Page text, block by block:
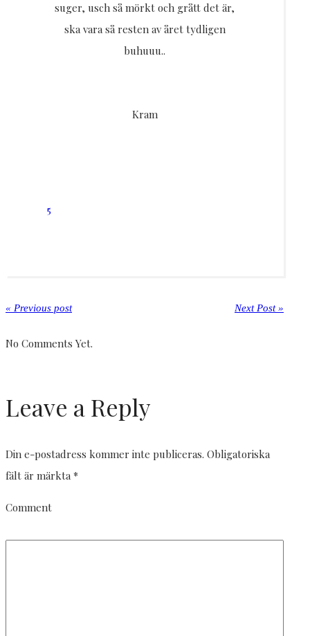
suger, usch så mörkt och grått det är,
ska vara så resten av året tydligen
buhuuu..
Kram
5
« Previous post Next Post »
No Comments Yet.
Leave a Reply
Din e-postadress kommer inte publiceras. Obligatoriska
fält är märkta*
Comment